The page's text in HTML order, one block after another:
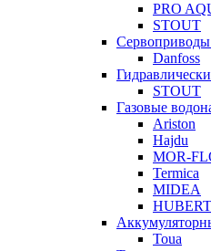
PRO
STOUT
Сервоприводы
Danfoss
STOUT
Газовые
Ariston
Hajdu
MOR-
Termica
MIDEA
HUBERT
Toua